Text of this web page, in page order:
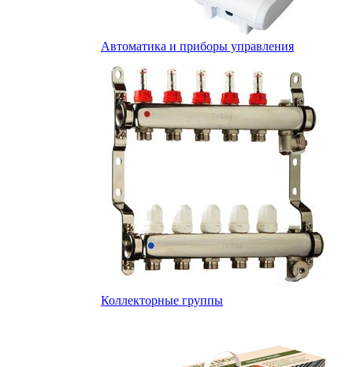
Автоматика и приборы управления
Коллекторные группы